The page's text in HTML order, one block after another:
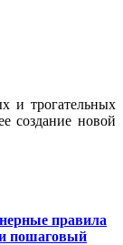
и трогательных
создание новой
правила
и пошаговый